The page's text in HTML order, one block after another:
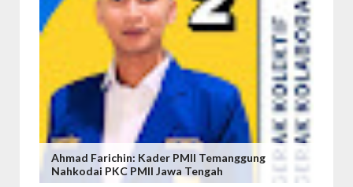
Ahmad Farichin: Kader PMII Temanggung
Nahkodai PKC PMII Jawa Tengah